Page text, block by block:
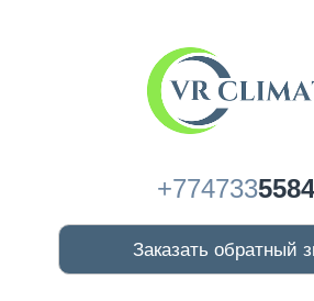
+774733
Заказать обратный